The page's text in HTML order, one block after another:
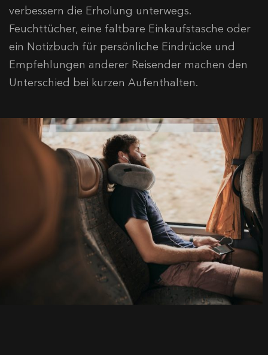
verbessern die Erholung unterwegs.
Feuchttücher, eine faltbare Einkaufstasche oder
ein Notizbuch für persönliche Eindrücke und
Empfehlungen anderer Reisender machen den
Unterschied bei kurzen Aufenthalten.